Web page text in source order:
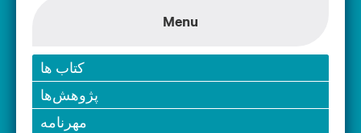
Menu
کتاب ها
پژوهش‌ها
مهرنامه